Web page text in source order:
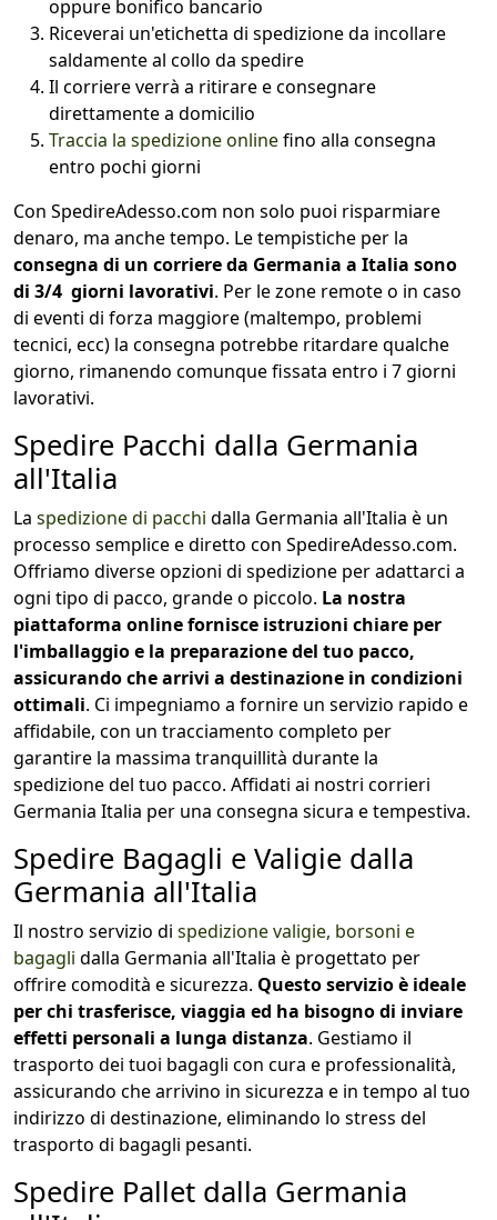
oppure bonifico bancario
Riceverai un'etichetta di spedizione da incollare
saldamente al collo da spedire
Il corriere verrà a ritirare e consegnare
direttamente a domicilio
Traccia la spedizione onlinefino alla consegna
entro pochi giorni
Con SpedireAdesso.com non solo puoi risparmiare
denaro, ma anche tempo. Le tempistiche per la
consegna di un corriere da Germania a Italia sono
di 3/4 giorni lavorativi. Per le zone remote o in caso
di eventi di forza maggiore (maltempo, problemi
tecnici, ecc) la consegna potrebbe ritardare qualche
giorno, rimanendo comunque fissata entro i 7 giorni
lavorativi.
Spedire Pacchi dalla Germania
all'Italia
La spedizione di pacchi dalla Germania all'Italia è un
processo semplice e diretto con SpedireAdesso.com.
Offriamo diverse opzioni di spedizione per adattarci a
ogni tipo di pacco, grande o piccolo. La nostra
piattaforma online fornisce istruzioni chiare per
l'imballaggio e la preparazione del tuo pacco,
assicurando che arrivi a destinazione in condizioni
ottimali. Ci impegniamo a fornire un servizio rapido e
affidabile, con un tracciamento completo per
garantire la massima tranquillità durante la
spedizione del tuo pacco. Affidati ai nostri corrieri
Germania Italia per una consegna sicura e tempestiva.
Spedire Bagagli e Valigie dalla
Germania all'Italia
Il nostro servizio di spedizione valigie, borsoni e
bagagli dalla Germania all'Italia è progettato per
offrire comodità e sicurezza. Questo servizio è ideale
per chi trasferisce, viaggia ed ha bisogno di inviare
effetti personali a lunga distanza. Gestiamo il
trasporto dei tuoi bagagli con cura e professionalità,
assicurando che arrivino in sicurezza e in tempo al tuo
indirizzo di destinazione, eliminando lo stress del
trasporto di bagagli pesanti.
Spedire Pallet dalla Germania